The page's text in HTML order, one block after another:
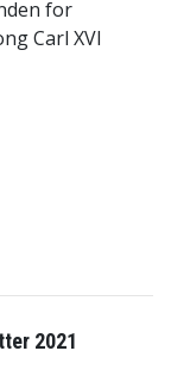
for
Carl XVI
2021